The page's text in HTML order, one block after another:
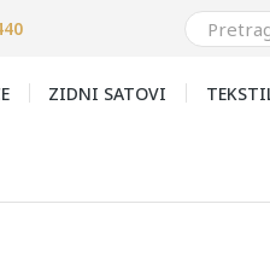
ZIDNI SATOVI